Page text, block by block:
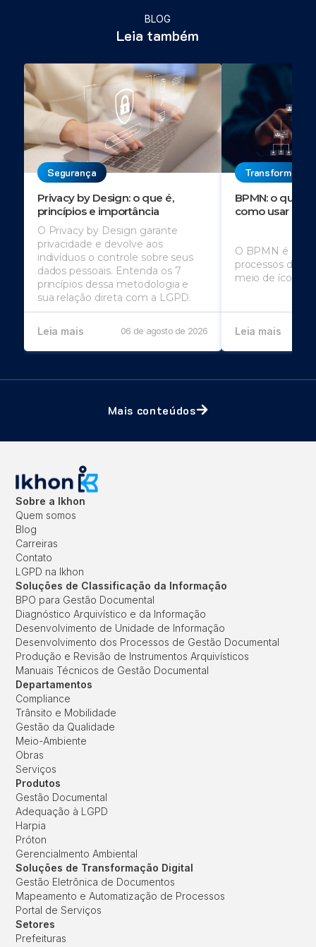
BLOG
Leia também
Segurança
Privacy by Design: o que é,
princípios e importância
O Privacy by Design garante
privacidade e devolve aos
indivíduos o controle sobre seus
dados pessoais. Entenda os 7
princípios dessa metodologia e
sua relação direta com a LGPD.
Leia mais 06 de agosto de 2026
BPMN: o que
como usar
O BPMN é
processos de
meio de ícones
Leia mais
Mais conteúdos
Sobre a Ikhon
Quem somos
Blog
Carreiras
Contato
LGPD na Ikhon
Soluções de Classificação da Informação
BPO para Gestão Documental
Diagnóstico Arquivístico e da Informação
Desenvolvimento de Unidade de Informação
Desenvolvimento dos Processos de Gestão Documental
Produção e Revisão de Instrumentos Arquivísticos
Manuais Técnicos de Gestão Documental
Departamentos
Compliance
Trânsito e Mobilidade
Gestão da Qualidade
Meio-Ambiente
Obras
Serviços
Produtos
Gestão Documental
Adequação à LGPD
Harpia
Próton
Gerencialmento Ambiental
Soluções de Transformação Digital
Gestão Eletrônica de Documentos
Mapeamento e Automatização de Processos
Portal de Serviços
Setores
Prefeituras